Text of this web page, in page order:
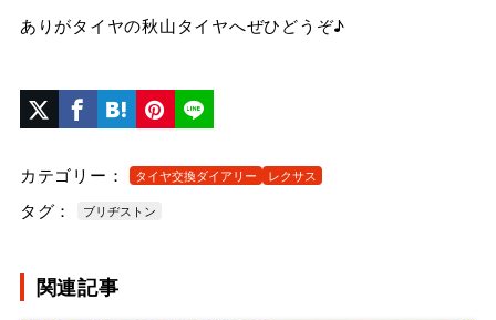
ありがタイヤの秋山タイヤへぜひどうぞ♪
カテゴリー： タイヤ交換ダイアリー レクサス
タグ： ブリヂストン
関連記事